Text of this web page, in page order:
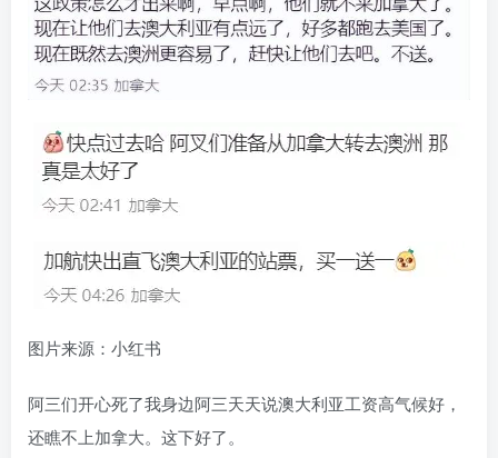
图片来源：小红书
阿三们开心死了我身边阿三天天说澳大利亚工资高气候好，
还瞧不上加拿大。这下好了。